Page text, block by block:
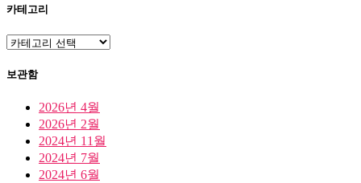
카테고리
카
고
보관함
2026년 4월
2026년 2월
2024년 11월
2024년 7월
2024년 6월